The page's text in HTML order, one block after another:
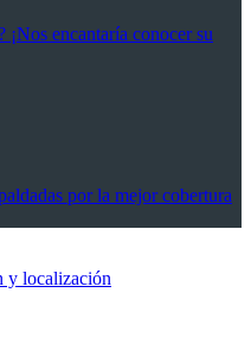
¡Nos encantaría conocer su
por la mejor cobertura
y localización